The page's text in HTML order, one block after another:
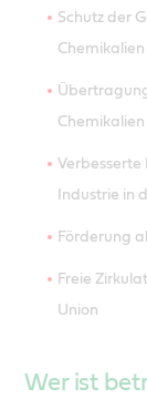
Schutz der
Industrie in
Förderung
Freie
Union
Wer ist